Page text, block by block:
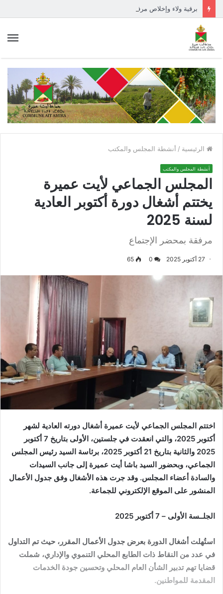
برقية ولاء وإخلاص مرفوعة إلى السدة العالية بالله
الرئيسية / أنشطة المجلس والمكتب
أنشطة المجلس والمكتب
المجلس الجماعي لأيت عميرة
يختتم أشغال دورة أكتوبر العادية
لسنة 2025
مرفقة بمحضر الإجتماع
27 أكتوبر 2025 0
65
اختتم المجلس الجماعي لأيت عميرة أشغال دورته العادية لشهر
أكتوبر 2025، والتي انعقدت في جلستين، الأولى بتاريخ
7 أكتوبر
2025 والثانية بتاريخ
21
أكتوبر 2025، برئاسة السيد رئيس المجلس
الجماعي، وبحضور السيد باشا أيت عميرة إلى جانب السيدات
والسادة أعضاء المجلس. وقد جرت هذه الأشغال وفق جدول الأعمال
المنشور على الموقع الإلكتروني للجماعة.
الجلــسة الأولى – 7 أكتوبر 2025
استُهلت أشغال الدورة بعرض جدول الأعمال المقرر، حيث تم التداول
في عدد من النقاط ذات الطابع المحلي التنموي والإداري، شملت
قضايا تهم تدبير الشأن العام المحلي وتحسين جودة الخدمات
المقدمة للمواطنين.